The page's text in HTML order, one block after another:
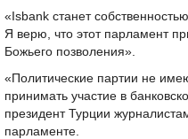
«Isbank станет
Я верю, что этот парламент
Божьего позволения».
«Политические партии не
принимать участие в
президент Турции
парламенте.